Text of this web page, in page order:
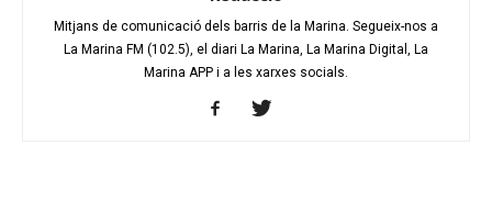
Mitjans de comunicació dels barris de la Marina. Segueix-nos a
La Marina FM (102.5), el diari La Marina, La Marina Digital, La
Marina APP i a les xarxes socials.